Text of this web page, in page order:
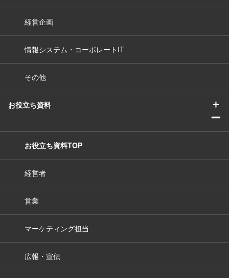
経営企画
情報システム・コーポレートIT
その他
お役立ち資料
＋
ー
お役立ち資料TOP
経営者
営業
マーケティング担当
広報・宣伝